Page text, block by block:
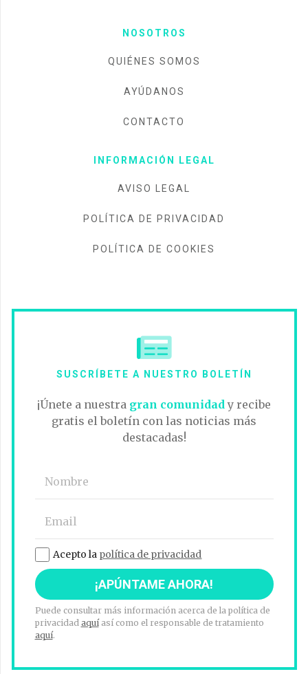
NOSOTROS
QUIÉNES SOMOS
AYÚDANOS
CONTACTO
INFORMACIÓN LEGAL
AVISO LEGAL
POLÍTICA DE PRIVACIDAD
POLÍTICA DE COOKIES
SUSCRÍBETE A NUESTRO BOLETÍN
¡Únete a nuestra gran comunidad y recibe
gratis el boletín con las noticias más
destacadas!
Acepto la política de privacidad
Puede consultar más información acerca de la política de
privacidad aquíasí como el responsable de tratamiento
aquí.